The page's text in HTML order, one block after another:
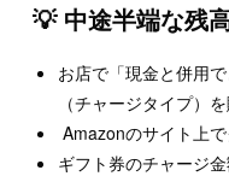
💡 中途半端な残
お店で「現金と併用
（チャージタイプ）
Amazonのサイト上
ギフト券のチャージ